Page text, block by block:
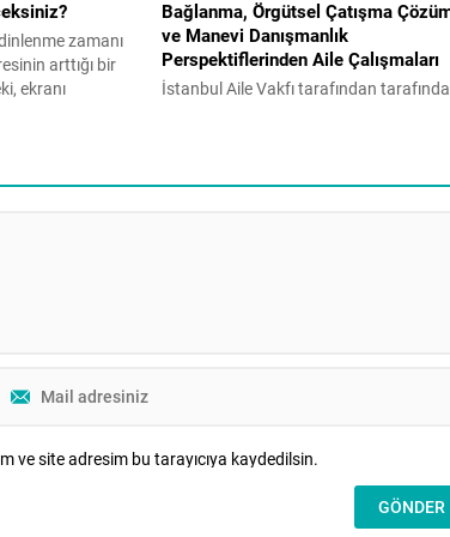
zamanı
arttığı bir
ekranı
yazdı. Yaz tatili
Bağlanma, Örgütsel Çatışma
ve Manevi Danışmanlık
Perspektiflerinden Aile Çalışmaları
İstanbul Aile Vakfı tarafından
boyutlarıyla ele alan disiplinler arası bir
ve site adresim bu tarayıcıya kaydedilsin.